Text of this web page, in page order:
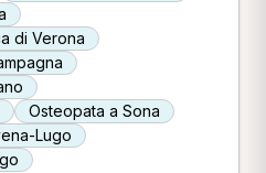
di Verona
Osteopata a Sona
Lugo